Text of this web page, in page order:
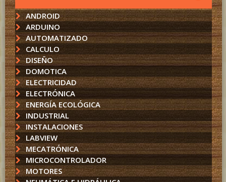
ANDROID
ARDUINO
AUTOMATIZADO
CALCULO
DISEÑO
DOMOTICA
ELECTRICIDAD
ELECTRÓNICA
ENERGÍA ECOLÓGICA
INDUSTRIAL
INSTALACIONES
LABVIEW
MECATRÓNICA
MICROCONTROLADOR
MOTORES